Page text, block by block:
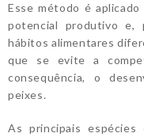
Esse método é
potencial produtivo e,
hábitos alimentares
que se evite a
consequência, o
peixes.
As principais